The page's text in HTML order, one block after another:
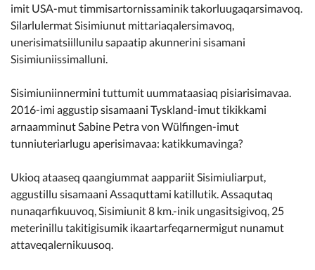
Kommunimi pilersaarut
Kommune pillugu
imit USA-mut timmisartornissaminik takorluugaqarsimavoq.
Silarlulermat Sisimiunut mittariaqalersimavoq,
unerisimatsiillunilu sapaatip akunnerini sisamani
Sisimiuniissimalluni.
Sisimiuniinnermini tuttumit uummataasiaq pisiarisimavaa.
2016-imi aggustip sisamaani Tyskland-imut tikikkami
arnaamminut Sabine Petra von Wülfingen-imut
tunniuteriarlugu aperisimavaa: katikkumavinga?
Ukioq ataaseq qaangiummat aappariit Sisimiuliarput,
aggustillu sisamaani Assaquttami katillutik. Assaqutaq
nunaqarfikuuvoq, Sisimiunit 8 km.-inik ungasitsigivoq, 25
meterinillu takitigisumik ikaartarfeqarnermigut nunamut
attaveqalernikuusoq.